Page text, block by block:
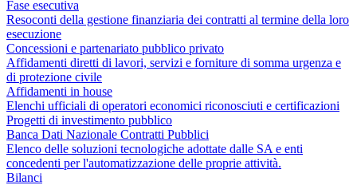
Fase esecutiva
Resoconti della gestione finanziaria dei contratti al termine della loro
esecuzione
Concessioni e partenariato pubblico privato
Affidamenti diretti di lavori, servizi e forniture di somma urgenza e
di protezione civile
Affidamenti in house
Elenchi ufficiali di operatori economici riconosciuti e certificazioni
Progetti di investimento pubblico
Banca Dati Nazionale Contratti Pubblici
Elenco delle soluzioni tecnologiche adottate dalle SA e enti
concedenti per l'automatizzazione delle proprie attività.
Bilanci